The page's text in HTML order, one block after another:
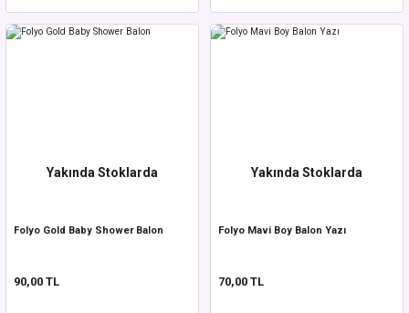
Folyo Gold Baby Shower Balon
90,00 TL
Yakında Stoklarda
Folyo Mavi Boy Balon Yazı
70,00 TL
Yakında Stoklarda